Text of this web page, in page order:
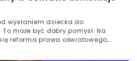
wysłaniem dziecka do
może być dobry pomysł. Na
reforma prawa oświatowego,